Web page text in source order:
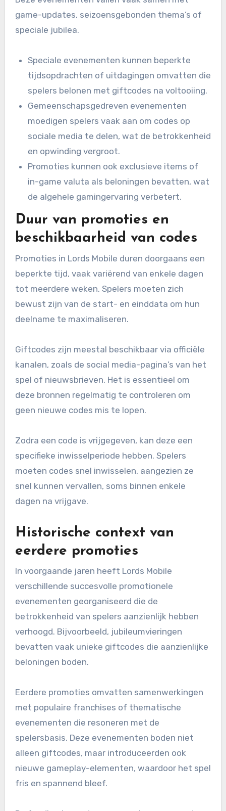
game-updates, seizoensgebonden thema’s of
speciale jubilea.
Speciale evenementen kunnen beperkte
tijdsopdrachten of uitdagingen omvatten die
spelers belonen met giftcodes na voltooiing.
Gemeenschapsgedreven evenementen
moedigen spelers vaak aan om codes op
sociale media te delen, wat de betrokkenheid
en opwinding vergroot.
Promoties kunnen ook exclusieve items of
in-game valuta als beloningen bevatten, wat
de algehele gamingervaring verbetert.
Duur van promoties en
beschikbaarheid van codes
Promoties in Lords Mobile duren doorgaans een
beperkte tijd, vaak variërend van enkele dagen
tot meerdere weken. Spelers moeten zich
bewust zijn van de start- en einddata om hun
deelname te maximaliseren.
Giftcodes zijn meestal beschikbaar via officiële
kanalen, zoals de social media-pagina’s van het
spel of nieuwsbrieven. Het is essentieel om
deze bronnen regelmatig te controleren om
geen nieuwe codes mis te lopen.
Zodra een code is vrijgegeven, kan deze een
specifieke inwisselperiode hebben. Spelers
moeten codes snel inwisselen, aangezien ze
snel kunnen vervallen, soms binnen enkele
dagen na vrijgave.
Historische context van
eerdere promoties
In voorgaande jaren heeft Lords Mobile
verschillende succesvolle promotionele
evenementen georganiseerd die de
betrokkenheid van spelers aanzienlijk hebben
verhoogd. Bijvoorbeeld, jubileumvieringen
bevatten vaak unieke giftcodes die aanzienlijke
beloningen boden.
Eerdere promoties omvatten samenwerkingen
met populaire franchises of thematische
evenementen die resoneren met de
spelersbasis. Deze evenementen boden niet
alleen giftcodes, maar introduceerden ook
nieuwe gameplay-elementen, waardoor het spel
fris en spannend bleef.